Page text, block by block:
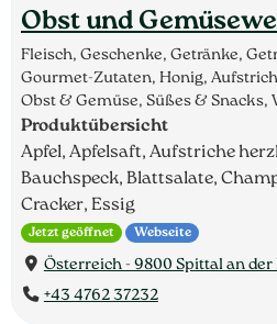
Obst und
Fleisch, Geschenke, Getränke,
Gourmet-Zutaten, Honig,
Obst & Gemüse, Süßes &
Produktübersicht
Apfel, Apfelsaft, Aufstriche
Bauchspeck, Blattsalate,
Cracker, Essig
Jetzt geöffnet Webseite
Österreich - 9800 Spittal an der
+43 4762 37232